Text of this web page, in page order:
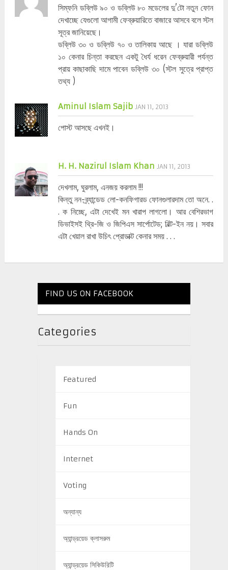
সিম্ফনি ডব্লিউ ৯০ ও ডব্লিউ ৮০ মডেলের দু’টো নতুন ফোন
দেখাচ্ছে যেগুলো আগামী ফেব্রুয়ারিতে বাজারে আসবে বলে স্টল
সূত্র জানিয়েছে।
ডব্লিউ ৩০ ও ডব্লিউ ৭০ ও তালিকায় আছে । যারা ডব্লিউ
১০ কেনার চিন্তা করছেন একটু ধৈর্য ধরেন ফেব্রুয়ারী পর্যন্ত
প্রায় কাছাকাছি দামে পাবেন ডব্লিউ ৩০ (স্টল সুত্রে প্রাপ্ত
তথ্য )
Aminul Islam Sajib JAN 11, 2013
পোস্ট আসছে এখনই।
H. H. Nazirul Islam Khan JAN 11, 2013
দেখলাম, ঘুরলাম, এনজয় করলাম !!!
কিন্তু নন-ব্র্যান্ডেড লো-কনফিগারড ফোনগুলারদাম তো অনে. .
. ক নিচ্ছে, এটা দেখেই মন খারাপ লাগলো। আর বেশিরভাগ
ডিভাইসই থ্রি-জি ও জিপিএস সার্পোটেড; বিল্ট-ইন নয়। সবার
এটা খেয়াল রাখা উচিৎ প্রোডাক্ট কেনার সময় . . .
FIND US ON FACEBOOK
Categories
Featured
Fun
Hands On
Internet
Voting
অন্যান্য
অ্যান্ড্রয়েড ক্লাসরুম
অ্যান্ড্রয়েড সিকিউরিটি